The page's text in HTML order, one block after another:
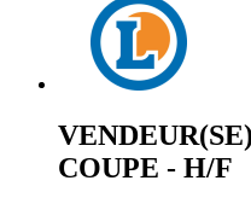
COUPE - H/F